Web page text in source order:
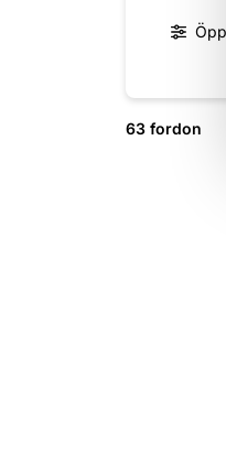
63 fordon